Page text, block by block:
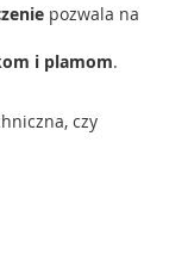
pozwala na
i plamom.
czy